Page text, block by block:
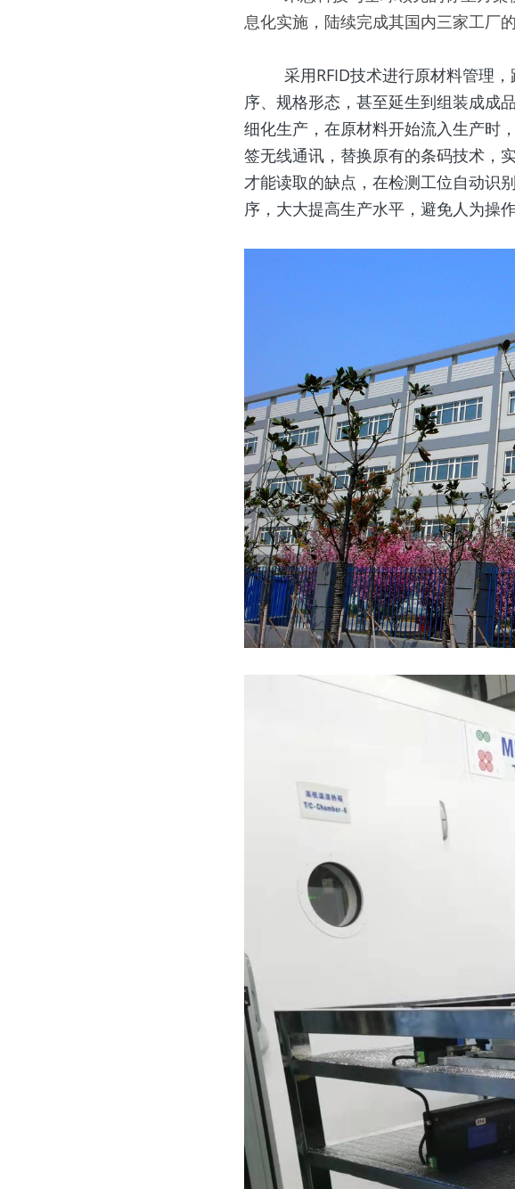
息化实施，陆续完成其国内三家工厂
序、规格形态，甚至延生到组装成成
细化生产，在原材料开始流入生产时
签无线通讯，替换原有的条码技术，
才能读取的缺点，在检测工位自动识
序，大大提高生产水平，避免人为操